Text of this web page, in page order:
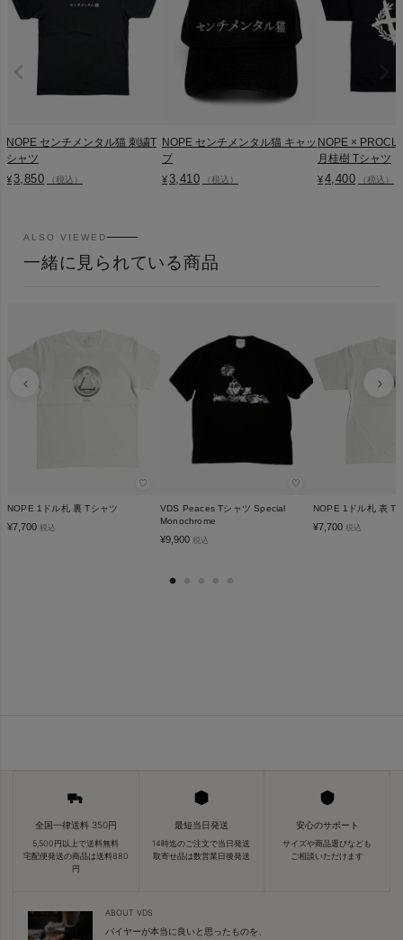
NOPE センチメンタル猫 刺繍T
シャツ
¥ 3,850 （税込）
NOPE センチメンタル猫 キャッ
プ
¥ 3,410 （税込）
NOPE ×
月桂樹 Tシャツ
¥4,400 （税込）
ALSO VIEWED
一緒に見られている商品
♡
NOPE 1ドル札 裏 Tシャツ
¥7,700 税込
♡
VDS Peaces Tシャツ Special
Monochrome
¥9,900 税込
NOPE 1ドル札 表 T
¥7,700 税込
全国一律送料 350円
5,500円以上で送料無料
宅配便発送の商品は送料880
円
最短当日発送
14時迄のご注文で当日発送
取寄せ品は数営業日後発送
安心のサポート
サイズや商品選びなども
ご相談いただけます
ABOUT VDS
バイヤーが本当に良いと思ったものを、